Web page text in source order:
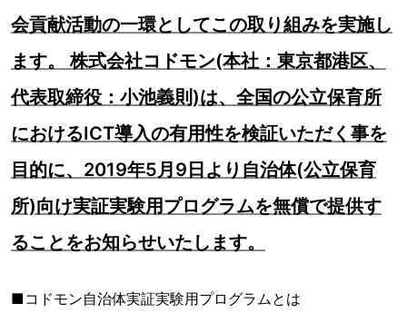
会貢献活動の一環としてこの取り組みを実施し
ます。 株式会社コドモン(本社：東京都港区、
代表取締役：小池義則)は、全国の公立保育所
におけるICT導入の有用性を検証いただく事を
目的に、2019年5月9日より自治体(公立保育
所)向け実証実験用プログラムを無償で提供す
ることをお知らせいたします。
■コドモン自治体実証実験用プログラムとは